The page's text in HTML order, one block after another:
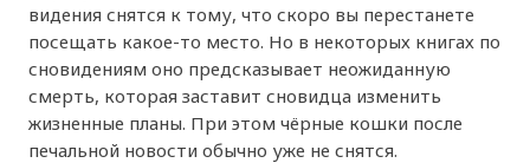
видения снятся к тому, что скоро вы перестанете
посещать какое-то место. Но в некоторых книгах по
сновидениям оно предсказывает неожиданную
смерть, которая заставит сновидца изменить
жизненные планы. При этом чёрные кошки после
печальной новости обычно уже не снятся.